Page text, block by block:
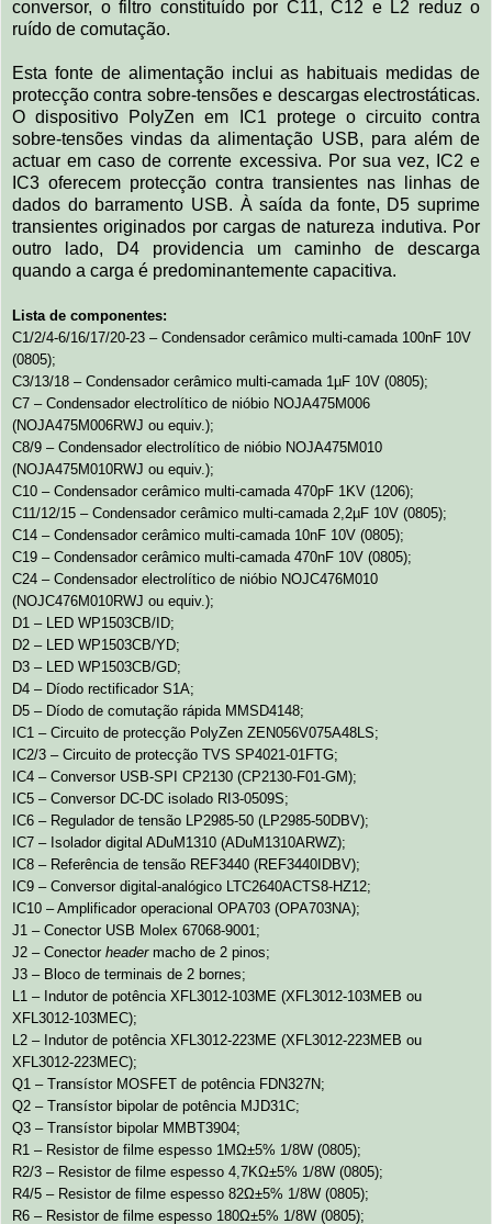
conversor, o filtro constituído por C11, C12 e L2 reduz o
ruído de comutação.
Esta fonte de alimentação inclui as habituais medidas de
protecção contra sobre-tensões e descargas electrostáticas.
O dispositivo PolyZen em IC1 protege o circuito contra
sobre-tensões vindas da alimentação USB, para além de
actuar em caso de corrente excessiva. Por sua vez, IC2 e
IC3 oferecem protecção contra transientes nas linhas de
dados do barramento USB. À saída da fonte, D5 suprime
transientes originados por cargas de natureza indutiva. Por
outro lado, D4 providencia um caminho de descarga
quando a carga é predominantemente capacitiva.
Lista de componentes:
C1/2/4-6/16/17/20-23 – Condensador cerâmico multi-camada 100nF 10V
(0805);
C3/13/18 – Condensador cerâmico multi-camada 1µF 10V (0805);
C7 – Condensador electrolítico de nióbio NOJA475M006
(NOJA475M006RWJ ou equiv.);
C8/9 – Condensador electrolítico de nióbio NOJA475M010
(NOJA475M010RWJ ou equiv.);
C10 – Condensador cerâmico multi-camada 470pF 1KV (1206);
C11/12/15 – Condensador cerâmico multi-camada 2,2µF 10V (0805);
C14 – Condensador cerâmico multi-camada 10nF 10V (0805);
C19 – Condensador cerâmico multi-camada 470nF 10V (0805);
C24 – Condensador electrolítico de nióbio NOJC476M010
(NOJC476M010RWJ ou equiv.);
D1 – LED WP1503CB/ID;
D2 – LED WP1503CB/YD;
D3 – LED WP1503CB/GD;
D4 – Díodo rectificador S1A;
D5 – Díodo de comutação rápida MMSD4148;
IC1 – Circuito de protecção PolyZen ZEN056V075A48LS;
IC2/3 – Circuito de protecção TVS SP4021-01FTG;
IC4 – Conversor USB-SPI CP2130 (CP2130-F01-GM);
IC5 – Conversor DC-DC isolado RI3-0509S;
IC6 – Regulador de tensão LP2985-50 (LP2985-50DBV);
IC7 – Isolador digital ADuM1310 (ADuM1310ARWZ);
IC8 – Referência de tensão REF3440 (REF3440IDBV);
IC9 – Conversor digital-analógico LTC2640ACTS8-HZ12;
IC10 – Amplificador operacional OPA703 (OPA703NA);
J1 – Conector USB Molex 67068-9001;
J2 – Conector headermacho de 2 pinos;
J3 – Bloco de terminais de 2 bornes;
L1 – Indutor de potência XFL3012-103ME (XFL3012-103MEB ou
XFL3012-103MEC);
L2 – Indutor de potência XFL3012-223ME (XFL3012-223MEB ou
XFL3012-223MEC);
Q1 – Transístor MOSFET de potência FDN327N;
Q2 – Transístor bipolar de potência MJD31C;
Q3 – Transístor bipolar MMBT3904;
R1 – Resistor de filme espesso 1MΩ±5% 1/8W (0805);
R2/3 – Resistor de filme espesso 4,7KΩ±5% 1/8W (0805);
R4/5 – Resistor de filme espesso 82Ω±5% 1/8W (0805);
R6 – Resistor de filme espesso 180Ω±5% 1/8W (0805);